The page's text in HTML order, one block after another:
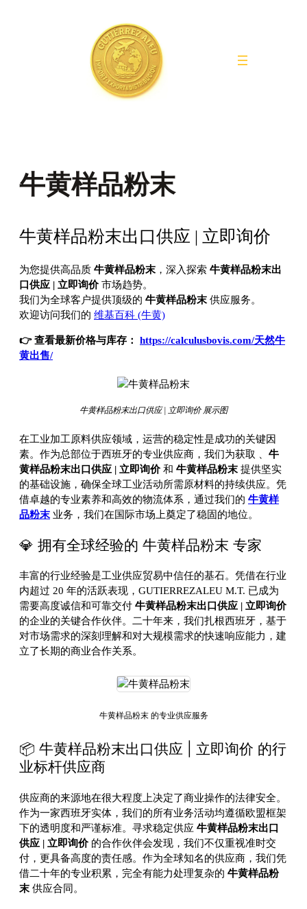
牛黄样品粉末
牛黄样品粉末出口供应 | 立即询价
为您提供高品质 牛黄样品粉末 ，深入探索 牛黄样品粉末出
口供应 | 立即询价 市场趋势。
我们为全球客户提供顶级的 牛黄样品粉末 供应服务。
欢迎访问我们的 维基百科 (牛黄)
👉 查看最新价格与库存： https://calculusbovis.com/天然牛
黄出售/
牛黄样品粉末出口供应 | 立即询价 展示图
在工业加工原料供应领域，运营的稳定性是成功的关键因
素。作为总部位于西班牙的专业供应商，我们为获取
牛
黄样品粉末出口供应 | 立即询价 和 牛黄样品粉末 提供坚实
的基础设施，确保全球工业活动所需原材料的持续供应。凭
借卓越的专业素养和高效的物流体系，通过我们的 牛黄样
品粉末 业务，我们在国际市场上奠定了稳固的地位。
💎 拥有全球经验的 牛黄样品粉末 专家
丰富的行业经验是工业供应贸易中信任的基石。凭借在行业
内超过 20 年的活跃表现，GUTIERREZALEU M.T. 已成为
需要高度诚信和可靠交付 牛黄样品粉末出口供应 | 立即询价
的企业的关键合作伙伴。二十年来，我们扎根西班牙，基于
对市场需求的深刻理解和对大规模需求的快速响应能力，建
立了长期的商业合作关系。
牛黄样品粉末 的专业供应服务
📦 牛黄样品粉末出口供应 | 立即询价 的行
业标杆供应商
供应商的来源地在很大程度上决定了商业操作的法律安全。
作为一家西班牙实体，我们的所有业务活动均遵循欧盟框架
下的透明度和严谨标准。寻求稳定供应 牛黄样品粉末出口
供应 | 立即询价 的合作伙伴会发现，我们不仅重视准时交
付，更具备高度的责任感。作为全球知名的供应商，我们凭
借二十年的专业积累，完全有能力处理复杂的 牛黄样品粉
末 供应合同。